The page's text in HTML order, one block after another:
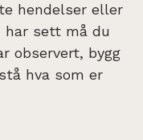
hendelser eller
har sett må du
observert, bygg
hva som er